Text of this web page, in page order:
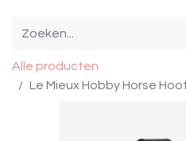
Alle producten
Le Mieux Hobby Horse